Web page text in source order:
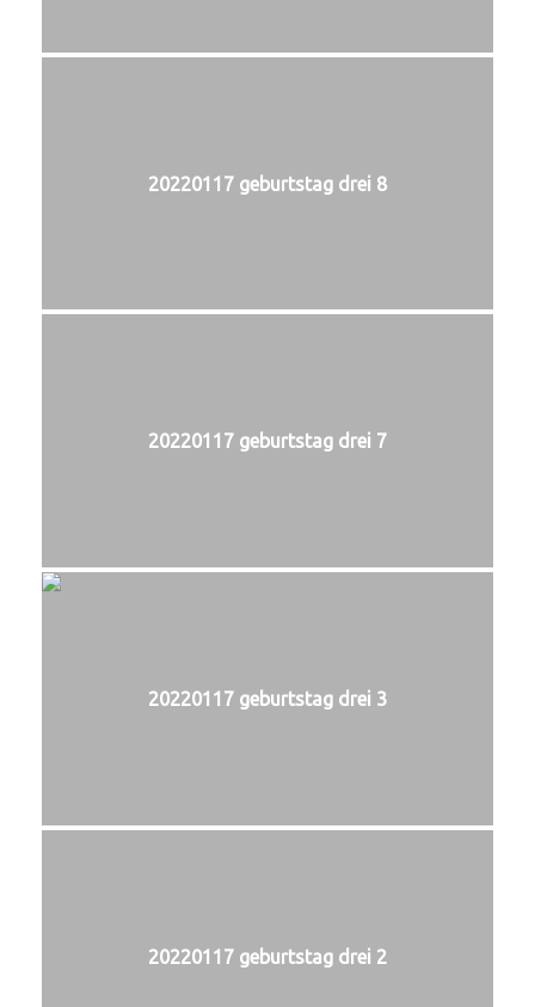
20220117 geburtstag drei 8
20220117 geburtstag drei 7
20220117 geburtstag drei 3
20220117 geburtstag drei 2